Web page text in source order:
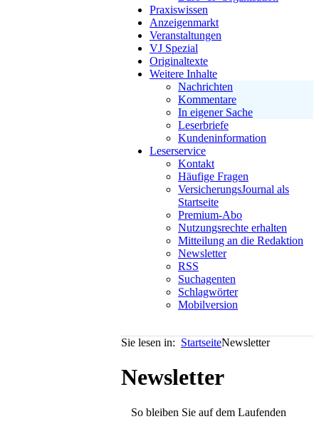
Praxiswissen
Anzeigenmarkt
Veranstaltungen
VJ Spezial
Originaltexte
Weitere Inhalte
Nachrichten
Kommentare
In eigener Sache
Leserbriefe
Kundeninformation
Leserservice
Kontakt
Häufige Fragen
VersicherungsJournal als
Startseite
Premium-Abo
Nutzungsrechte erhalten
Mitteilung an die Redaktion
Newsletter
RSS
Suchagenten
Schlagwörter
Mobilversion
Sie lesen in: StartseiteNewsletter
Newsletter
So bleiben Sie auf dem Laufenden